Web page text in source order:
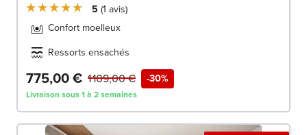
5 1 avis
Confort moelleux
Ressorts ensachés
775,00 € -30%
1 109,00 €
Livraison sous 1 à 2 semaines